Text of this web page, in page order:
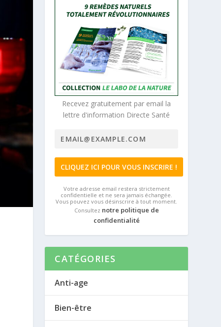
Recevez gratuitement par email la
lettre d'information Directe Santé
Votre adresse email restera strictement
confidentielle et ne sera jamais échangée.
Vous pouvez vous désinscrire à tout moment.
Consultez notre politique de
confidentialité
CATÉGORIES
Anti-age
Bien-être